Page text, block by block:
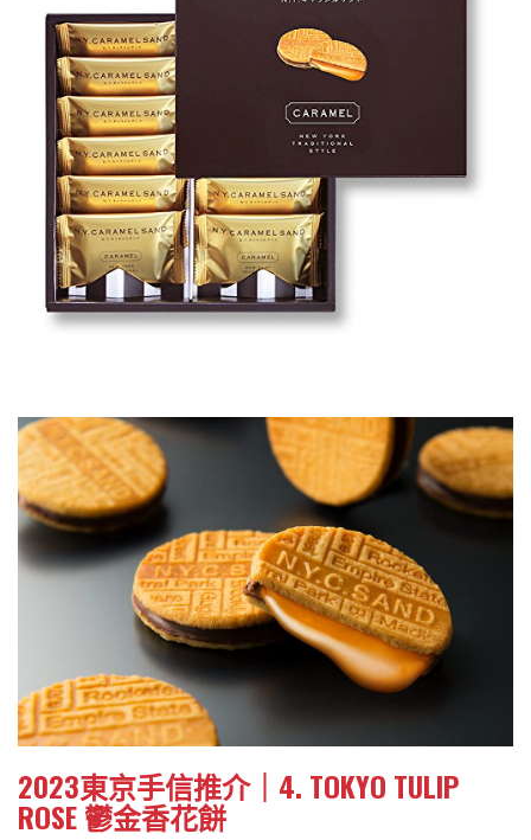
2023東京手信推介｜4. TOKYO TULIP
ROSE 鬱金香花餅